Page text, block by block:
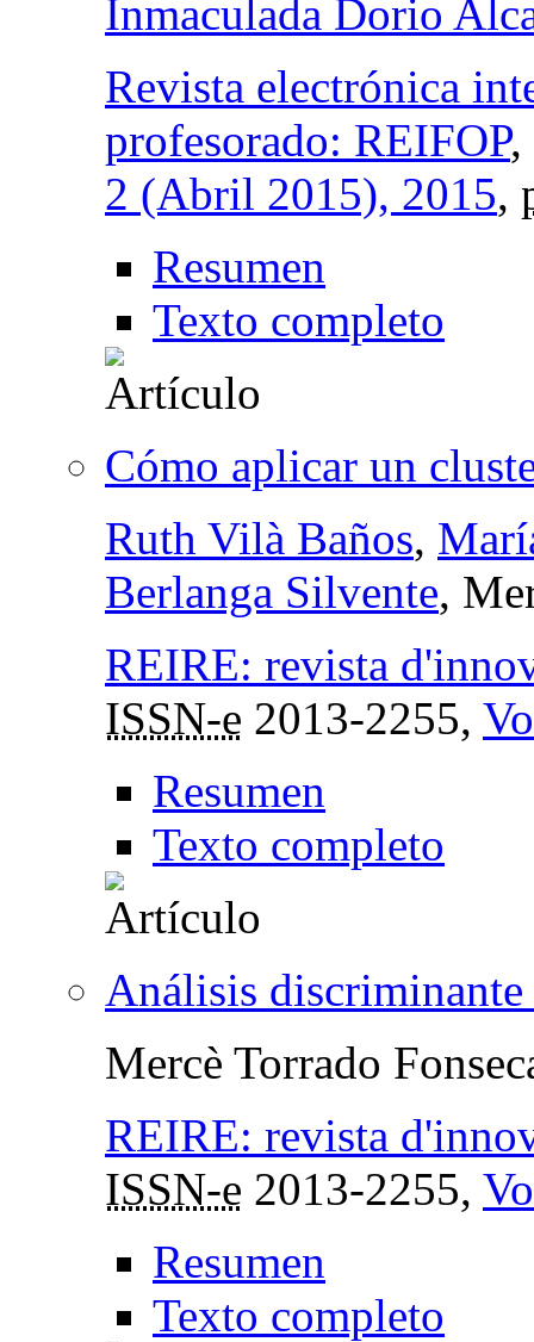
Inmaculada Dorio
Revista electrónica
profesorado: REIFOP,
2 (Abril 2015), 2015,
Resumen
Texto completo
Cómo aplicar un
Ruth Vilà Baños,
Berlanga Silvente,
REIRE: revista
ISSN-e 2013-2255,
Resumen
Texto completo
Análisis discriminante
Mercè Torrado
REIRE: revista
ISSN-e 2013-2255,
Resumen
Texto completo